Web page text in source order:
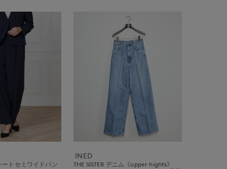
ートセミワイドパン
INED
THE SISTER デニム《upper hights》